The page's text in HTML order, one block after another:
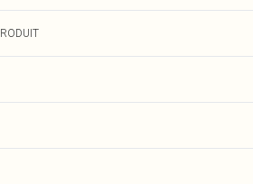
pas rembourser les masques tendance, les